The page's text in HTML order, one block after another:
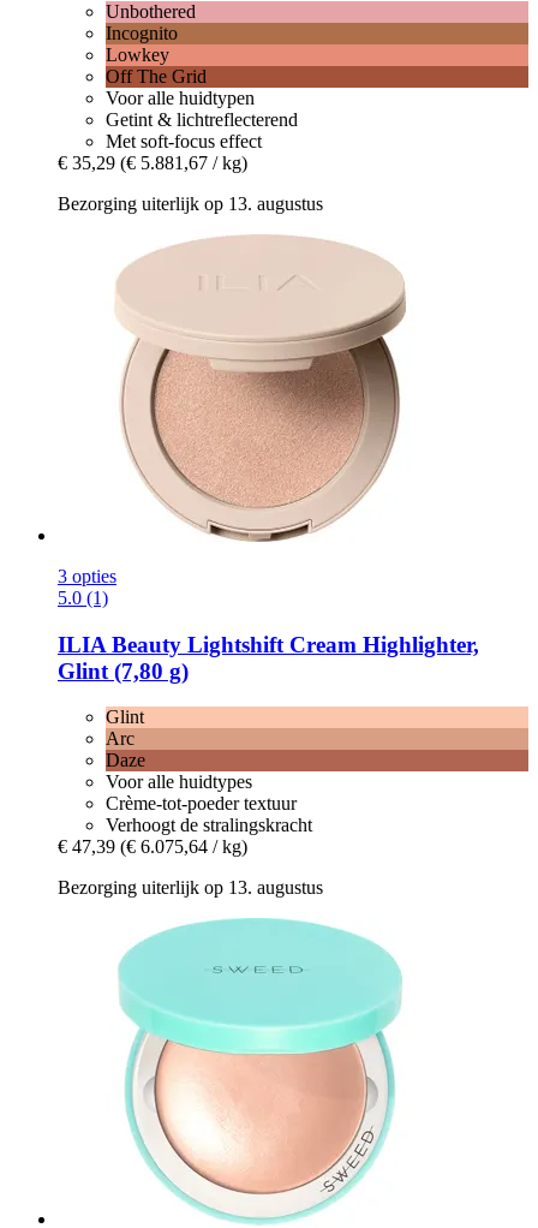
Unbothered
Incognito
Lowkey
Off The Grid
Voor alle huidtypen
Getint & lichtreflecterend
Met soft-focus effect
€ 35,29 (€ 5.881,67 / kg)
Bezorging uiterlijk op 13. augustus
3 opties
5.0 (1)
ILIA Beauty Lightshift Cream Highlighter,
Glint (7,80 g)
Glint
Arc
Daze
Voor alle huidtypes
Crème-tot-poeder textuur
Verhoogt de stralingskracht
€ 47,39 (€ 6.075,64 / kg)
Bezorging uiterlijk op 13. augustus